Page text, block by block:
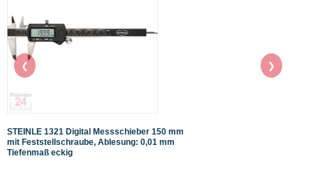
STEINLE 1321 Digital Messschieber 150 mm
mit Feststellschraube, Ablesung: 0,01 mm
Tiefenmaß eckig
❮ ❯